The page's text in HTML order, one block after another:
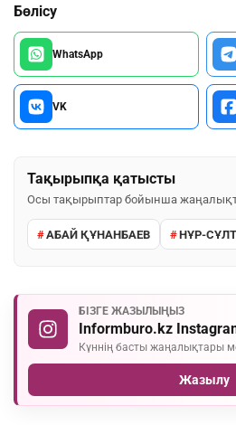
Бөлісу
WhatsApp
VK
Тақырыпқа қатысты
Осы тақырыптар бойынша
АБАЙ ҚҰНАНБАЕВ НҰР-
БІЗГЕ ЖАЗЫЛЫҢЫЗ
Informburo.kz
Күннің басты жаңалықтары
Жазылу